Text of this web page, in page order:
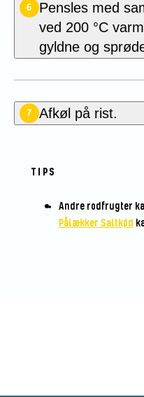
6
Pensles med
ved 200 °C
gyldne og
7 Afkøl på rist.
TIPS
Andre rodfrugter
Pålækker Saltkød